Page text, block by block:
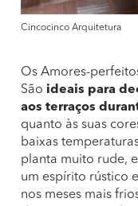
Cincocinco Arquitetura
Os Amores-
São ideais para
aos terraços
quanto às suas
baixas
planta muito rude,
um espírito rústico
nos meses mais